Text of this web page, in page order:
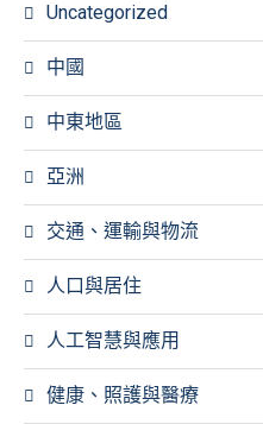
Uncategorized
中國
中東地區
亞洲
交通、運輸與物流
人口與居住
人工智慧與應用
健康、照護與醫療